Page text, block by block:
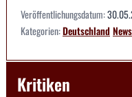
Veröffentlichungsdatum:
Kategorien:DeutschlandNews
Kritiken